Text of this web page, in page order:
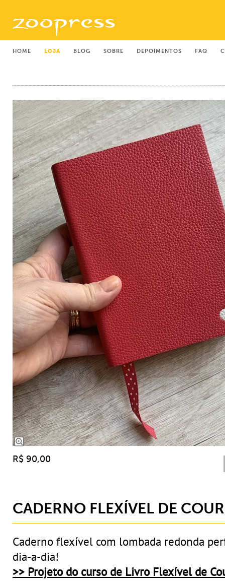
HOME LOJA BLOG SOBRE DEPOIMENTOS FAQ
R$ 90,00
CADERNO FLEXÍVEL DE
Caderno flexível com lombada redonda
dia-a-dia!
>> Projeto do curso de Livro Flexível de